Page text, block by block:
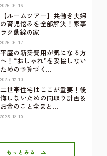
2026.04.16
【ルームツアー】共働き夫婦
の育児悩みを全部解決！家事
ラク動線の家
2026.03.17
平屋の新築費用が気になる方
へ！“おしゃれ”を妥協しない
ための予算づく…
2025.12.10
二世帯住宅はここが重要！後
悔しないための間取り計画＆
お金のこと全まと…
2025.12.10
もっとみる